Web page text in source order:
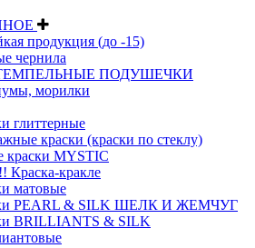
продукция (до -15)
чернила
ПОДУШЕЧКИ
морилки
глиттерные
краски (краски по стеклу)
краски MYSTIC
Краска-кракле
матовые
PEARL & SILK ШЕЛК И ЖЕМЧУГ
BRILLIANTS & SILK